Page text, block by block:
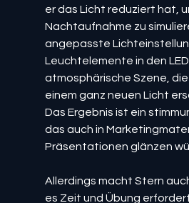
er das Licht reduziert hat,
Nachtaufnahme zu
angepasste
Leuchtelemente in den
atmosphärische Szene, die
einem ganz neuen Licht
Das Ergebnis ist ein
das auch in
Präsentationen glänzen
Allerdings macht Stern
es Zeit und Übung